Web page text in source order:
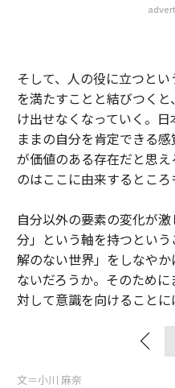
そして、人の役に立つと
を満たすことと結びつく
け出せなくなっていく。
ままの自分を肯定できる
が価値のある存在だと思
のはここに由来するところ
自分以外の要素の変化が
分」という軸を持つとい
解のない世界」をしなや
ないだろうか。そのため
対して意識を向けることに
文＝小川 麻奈